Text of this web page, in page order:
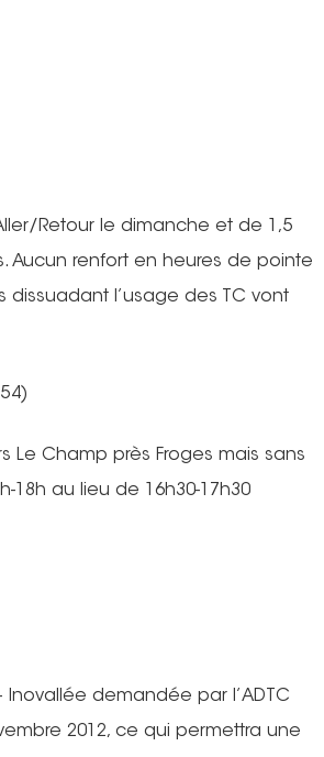
Retour le dimanche et de 1,5
Aucun renfort en heures de pointe
l’usage des TC vont
Le Champ près Froges mais sans
au lieu de 16h30-17h30
demandée par l’ADTC
2012, ce qui permettra une